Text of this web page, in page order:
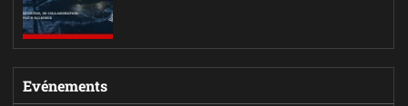
Evénements